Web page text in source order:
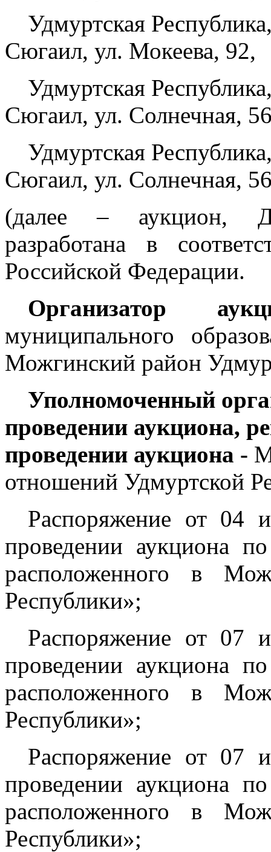
Удмуртская
Сюгаил, ул. Мокеева, 92,
Удмуртская
Сюгаил, ул. Солнечная,
Удмуртская
Сюгаил, ул. Солнечная,
(далее – аукцион,
разработана в
Российской Федерации.
Организатор
муниципального
Можгинский район
Уполномоченный
проведении аукциона,
проведении аукциона -
отношений Удмуртской
Распоряжение от
проведении аукциона
расположенного в
Республики»;
Распоряжение от
проведении аукциона
расположенного в
Республики»;
Распоряжение от
проведении аукциона
расположенного в
Республики»;